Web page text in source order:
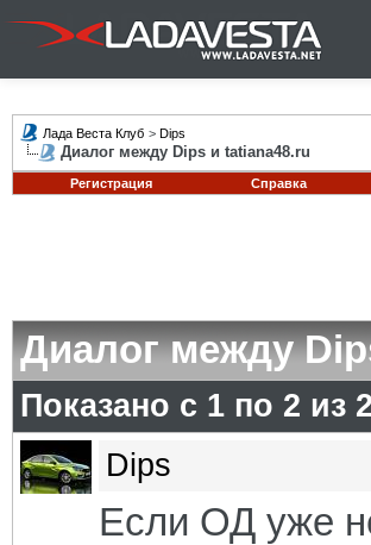
Лада Веста Клуб > Dips
Диалог между Dips и tatiana48.ru
Регистрация Справка
Диалог между
Показано с 1 по 2 из 2
Dips
Если ОД уже